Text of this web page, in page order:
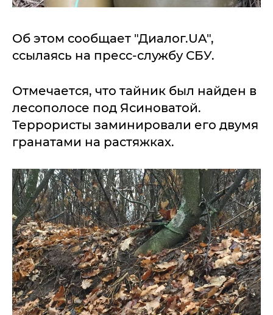
Об этом сообщает "Диалог.UA",
ссылаясь на пресс-службу СБУ.
Отмечается, что тайник был найден в
лесополосе под Ясиноватой.
Террористы заминировали его двумя
гранатами на растяжках.